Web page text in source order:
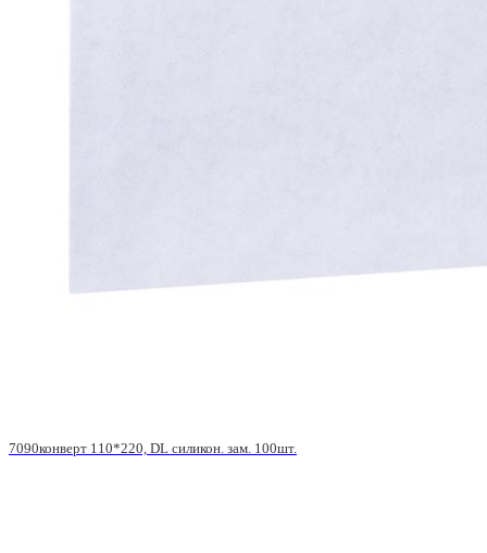
7090конверт 110*220, DL силикон. зам. 100шт.